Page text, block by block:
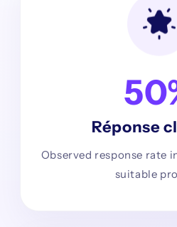
Réponse
Observed response rate
suitable